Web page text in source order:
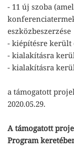
- 11 új szoba
eszközbeszerzése
- kiépítésre került
- kialakításra
- kialakításra
a támogatott
2020.05.29.
A támogatott
Program